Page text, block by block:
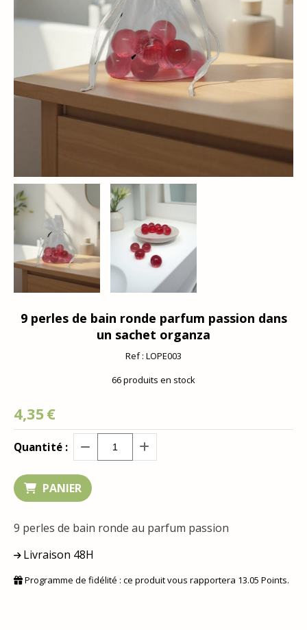
9 perles de bain ronde parfum passion dans
un sachet organza
Ref : LOPE003
4,35€
66produits en stock
Quantité :
PANIER
9 perles de bain ronde au parfum passion
Livraison 48H
Programme de fidélité : ce produit vous rapportera 13.05 Points.